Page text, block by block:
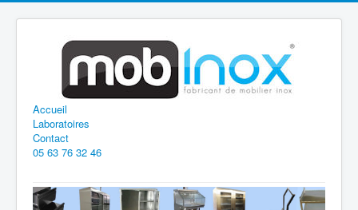
Accueil
Laboratoires
Contact
05 63 76 32 46